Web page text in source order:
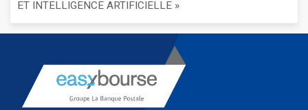
ET INTELLIGENCE ARTIFICIELLE »